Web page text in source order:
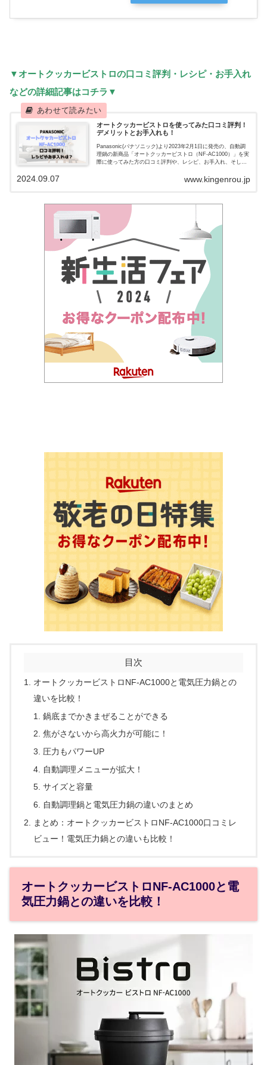
▼オートクッカービストロの口コミ評判・レシピ・お手入れ
などの詳細記事はコチラ▼
オートクッカービストロを使ってみた口コミ評判！
デメリットとお手入れも！
Panasonic(パナソニック)より2023年2月1日に発売の、自動調
理鍋の新商品「オートクッカービストロ（NF-AC1000）」を実
際に使ってみた方の口コミ評判や、レシピ、お手入れ、そして
www.kingenrou.jp
2024.09.07
目次
オートクッカービストロNF-AC1000と電気圧力鍋との
違いを比較！
鍋底までかきまぜることができる
焦がさないから高火力が可能に！
圧力もパワーUP
自動調理メニューが拡大！
サイズと容量
自動調理鍋と電気圧力鍋の違いのまとめ
まとめ：オートクッカービストロNF-AC1000口コミレ
ビュー！電気圧力鍋との違いも比較！
オートクッカービストロNF-AC1000と電
気圧力鍋との違いを比較！